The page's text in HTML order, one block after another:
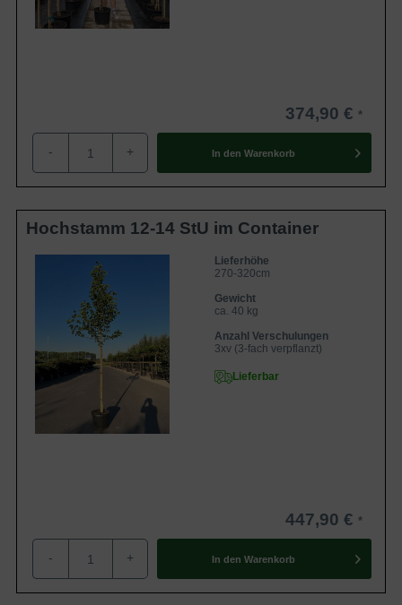
374,90 €
- + In den Warenkorb
Hochstamm 12-14 StU im Container
Lieferhöhe
270-320cm
Gewicht
ca. 40 kg
Anzahl Verschulungen
3xv (3-fach verpflanzt)
Lieferbar
447,90 €
- + In den Warenkorb